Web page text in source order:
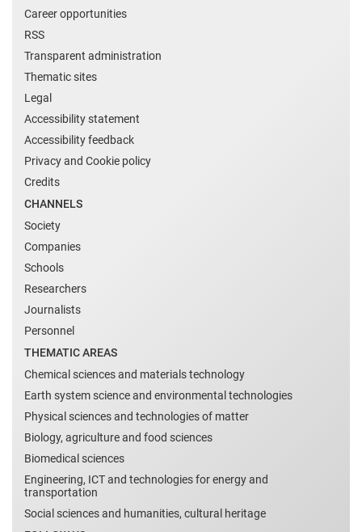
Career opportunities
RSS
Transparent administration
Thematic sites
Legal
Accessibility statement
Accessibility feedback
Privacy and Cookie policy
Credits
CHANNELS
Society
Companies
Schools
Researchers
Journalists
Personnel
THEMATIC AREAS
Chemical sciences and materials technology
Earth system science and environmental technologies
Physical sciences and technologies of matter
Biology, agriculture and food sciences
Biomedical sciences
Engineering, ICT and technologies for energy and
transportation
Social sciences and humanities, cultural heritage